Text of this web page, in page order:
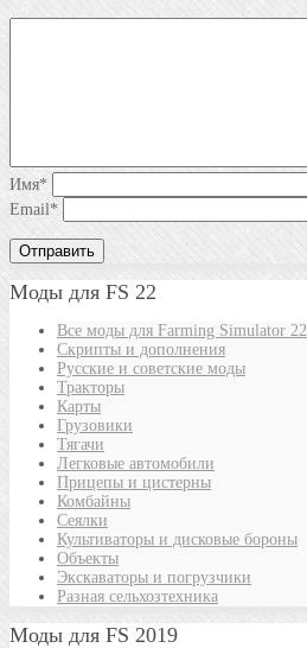
Имя*
Email*
Моды для FS 22
Все моды для Farming Simulator 22
Скрипты и дополнения
Русские и советские моды
Тракторы
Карты
Грузовики
Тягачи
Легковые автомобили
Прицепы и цистерны
Комбайны
Сеялки
Культиваторы и дисковые бороны
Объекты
Экскаваторы и погрузчики
Разная сельхозтехника
Моды для FS 2019